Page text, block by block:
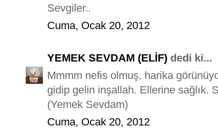
Sevgiler..
Cuma, Ocak 20, 2012
YEMEK SEVDAM (ELİF) dedi ki...
Mmmm nefis olmuş, harika
gidip gelin inşallah. Ellerine sağlık.
(Yemek Sevdam)
Cuma, Ocak 20, 2012